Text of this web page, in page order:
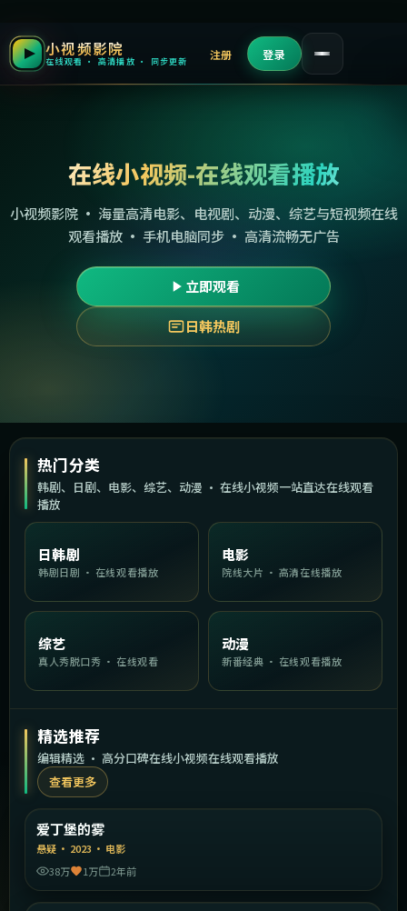
小视频影院
在线观看 · 高清播放 · 同步更新 注册 登录
在线小视频-在线观看播放
小视频影院 · 海量高清电影、电视剧、动漫、综艺与短视频在线
观看播放 · 手机电脑同步 · 高清流畅无广告
立即观看
日韩热剧
热门分类
韩剧、日剧、电影、综艺、动漫 · 在线小视频一站直达在线观看
播放
日韩剧
韩剧日剧 · 在线观看播放
电影
院线大片 · 高清在线播放
综艺
真人秀脱口秀 · 在线观看
动漫
新番经典 · 在线观看播放
精选推荐
编辑精选 · 高分口碑在线小视频在线观看播放
查看更多
精选
爱丁堡的雾
悬疑 · 2023 · 电影
38万
1万 2年前